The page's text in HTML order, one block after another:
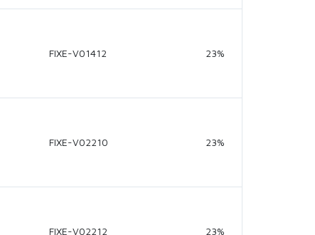
FIXE-V01412 23%
FIXE-V02210 23%
FIXE-V02212 23%